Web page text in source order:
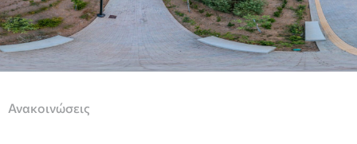
Ανακοινώσεις